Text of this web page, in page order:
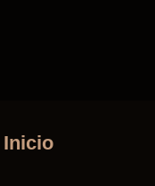
Inicio